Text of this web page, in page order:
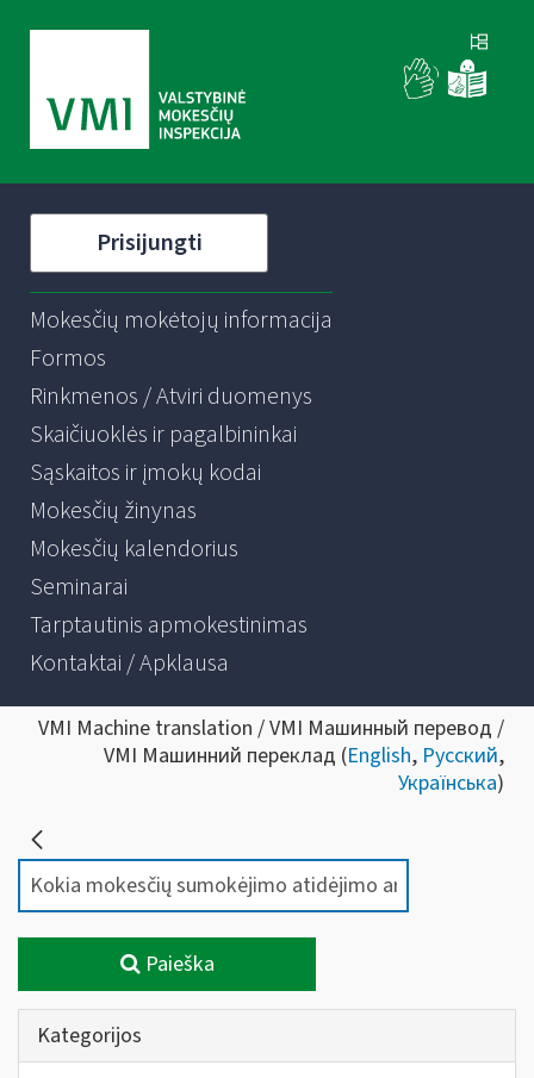
Prisijungti
Mokesčių mokėtojų informacija
Formos
Rinkmenos / Atviri duomenys
Skaičiuoklės ir pagalbininkai
Sąskaitos ir įmokų kodai
Mokesčių žinynas
Mokesčių kalendorius
Seminarai
Tarptautinis apmokestinimas
Kontaktai / Apklausa
VMI Machine translation / VMI Машинный перевод /
VMI Машинний переклад (English, Русский,
Українська)
Paieška
Kategorijos